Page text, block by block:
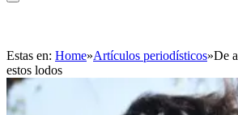
Estas en: Home»Artículos periodísticos»De
estos lodos